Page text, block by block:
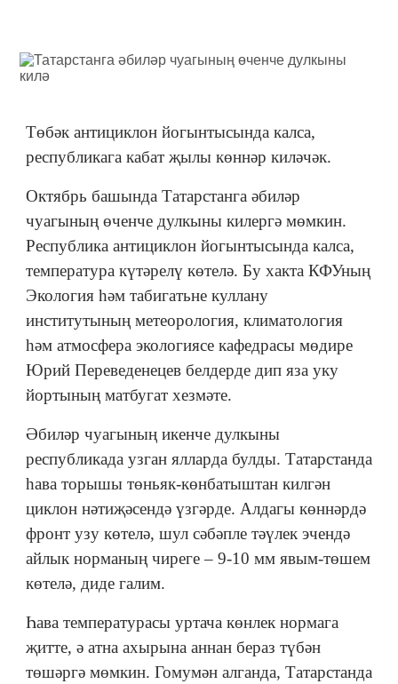
Төбәк антициклон йогынтысында калса,
республикага кабат җылы көннәр киләчәк.
Октябрь башында Татарстанга әбиләр
чуагының өченче дулкыны килергә мөмкин.
Республика антициклон йогынтысында калса,
температура күтәрелү көтелә. Бу хакта КФУның
Экология һәм табигатьне куллану
институтының метеорология, климатология
һәм атмосфера экологиясе кафедрасы мөдире
Юрий Переведенецев белдерде дип яза уку
йортының матбугат хезмәте.
Әбиләр чуагының икенче дулкыны
республикада узган ялларда булды. Татарстанда
һава торышы төньяк-көнбатыштан килгән
циклон нәтиҗәсендә үзгәрде. Алдагы көннәрдә
фронт узу көтелә, шул сәбәпле тәүлек эчендә
айлык норманың чиреге – 9-10 мм явым-төшем
көтелә, диде галим.
Һава температурасы уртача көнлек нормага
җитте, ә атна ахырына аннан бераз түбән
төшәргә мөмкин. Гомумән алганда, Татарстанда